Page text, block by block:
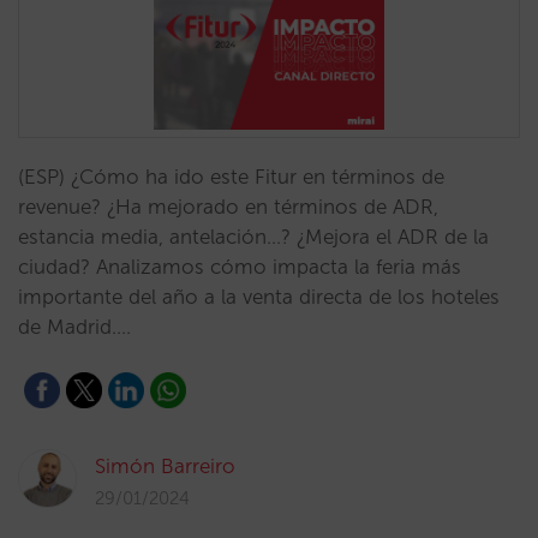
(ESP) ¿Cómo ha ido este Fitur en términos de
revenue? ¿Ha mejorado en términos de ADR,
estancia media, antelación…? ¿Mejora el ADR de la
ciudad? Analizamos cómo impacta la feria más
importante del año a la venta directa de los hoteles
de Madrid.…
Simón Barreiro
29/01/2024